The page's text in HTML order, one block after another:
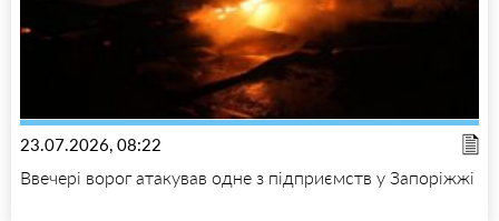
23.07.2026, 08:22
Ввечері ворог атакував одне з підприємств у Запоріжжі